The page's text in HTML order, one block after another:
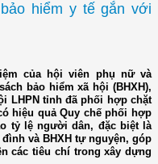
hiểm y tế gắn với
của hội viên phụ nữ và
bảo hiểm xã hội (BHXH),
LHPN tỉnh đã phối hợp chặt
hiệu quả Quy chế phối hợp
tỷ lệ người dân, đặc biệt là
và BHXH tự nguyện, góp
các tiêu chí trong xây dựng